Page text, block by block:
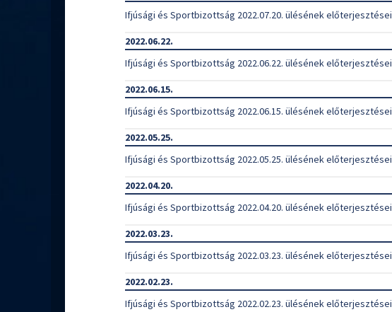
Ifjúsági és Sportbizottság 2022.07.20. ülésének előterjesztései
2022.06.22.
Ifjúsági és Sportbizottság 2022.06.22. ülésének előterjesztései
2022.06.15.
Ifjúsági és Sportbizottság 2022.06.15. ülésének előterjesztései
2022.05.25.
Ifjúsági és Sportbizottság 2022.05.25. ülésének előterjesztései
2022.04.20.
Ifjúsági és Sportbizottság 2022.04.20. ülésének előterjesztései
2022.03.23.
Ifjúsági és Sportbizottság 2022.03.23. ülésének előterjesztései
2022.02.23.
Ifjúsági és Sportbizottság 2022.02.23. ülésének előterjesztései